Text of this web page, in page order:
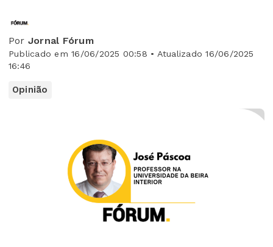
Por Jornal Fórum
Publicado em 16/06/2025 00:58 • Atualizado 16/06/2025
16:46
Opinião